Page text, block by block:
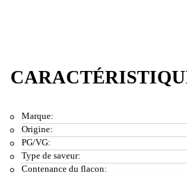
Marque:
Origine:
PG/VG:
Type de saveur:
Contenance du flacon: